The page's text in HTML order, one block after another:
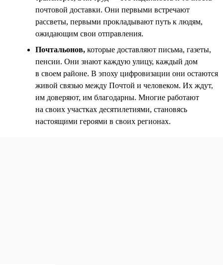
почтовой доставки. Они первыми встречают
рассветы, первыми прокладывают путь к людям,
ожидающим свои отправления.
Почтальонов, которые доставляют письма, газеты,
пенсии. Они знают каждую улицу, каждый дом
в своем районе. В эпоху цифровизации они остаются
живой связью между Почтой и человеком. Их ждут,
им доверяют, им благодарны. Многие работают
на своих участках десятилетиями, становясь
настоящими героями в своих регионах.